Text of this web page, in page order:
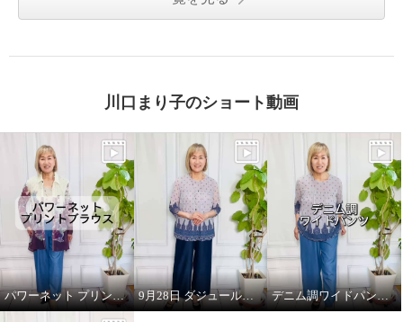
川口まり子のショート動画
パワーネット プリントブラウス（フラワー） 9月28日 ダジュール放映のお知らせ デニム調ワイドパンツ(ブルー)